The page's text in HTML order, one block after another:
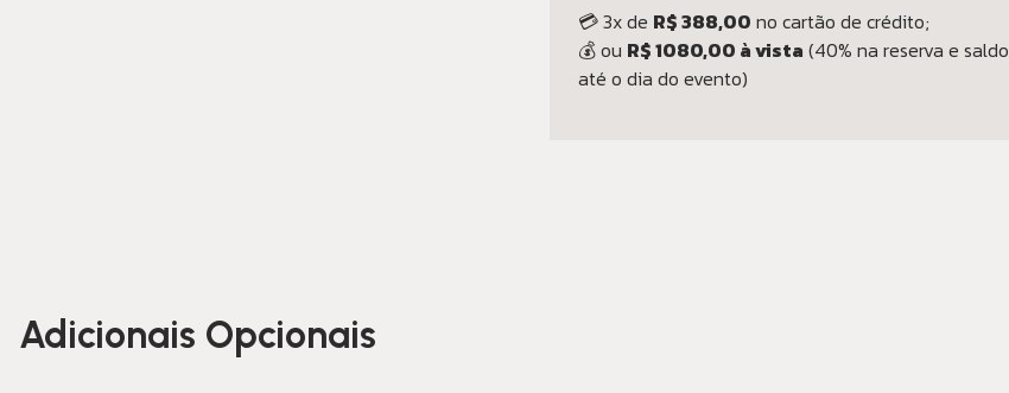
💳 3x de R$ 388,00 no cartão de crédito;
💰 ou R$ 1080,00 à vista (40% na reserva e saldo
até o dia do evento)
Adicionais Opcionais